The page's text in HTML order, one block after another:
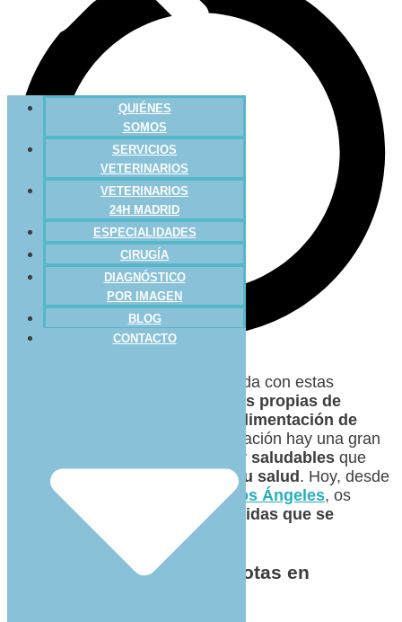
QUIÉNES
SOMOS
SERVICIOS
VETERINARIOS
VETERINARIOS
24H MADRID
ESPECIALIDADES
CIRUGÍA
DIAGNÓSTICO
POR IMAGEN
BLOG
CONTACTO
, y más cuando se da con estas
temperaturas tan calurosas más propias de
cambios en la alimentación de
. En esta estación hay una gran
alimentos frescos y saludables que
pueden ser
beneficiosos para su salud. Hoy, desde
Clínica Veterinaria Ciudad de los Ángeles, os
comentamos algunas de lascomidas que se
recomiendan
Alimentación de las mascotas en